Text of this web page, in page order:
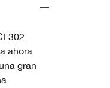
ahora
gran